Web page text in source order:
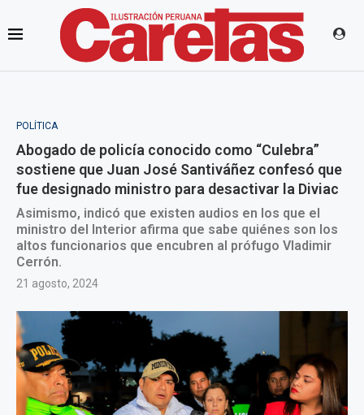
POLÍTICA
Abogado de policía conocido como “Culebra”
sostiene que Juan José Santiváñez confesó que
fue designado ministro para desactivar la Diviac
Asimismo, indicó que existen audios en los que el
ministro del Interior afirma que sabe quiénes son los
altos funcionarios que encubren al prófugo Vladimir
Cerrón.
21 agosto, 2024